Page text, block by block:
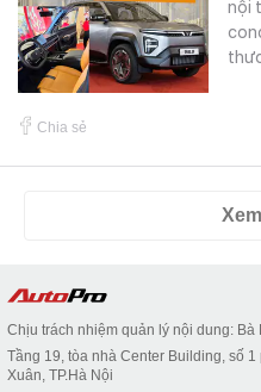
nội
Chia sẻ
Chịu trách nhiệm quản lý nội dung: Bà
Tầng 19, tòa nhà Center Building, số
Xuân, TP.Hà Nội